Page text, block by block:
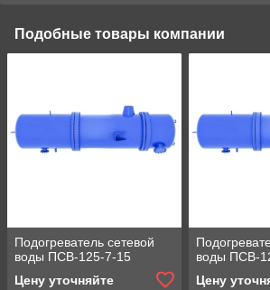
Подобные товары компании
Подогреватель сетевой
воды ПСВ-125-7-15
Цену уточняйте
воды ПСВ-
Цену